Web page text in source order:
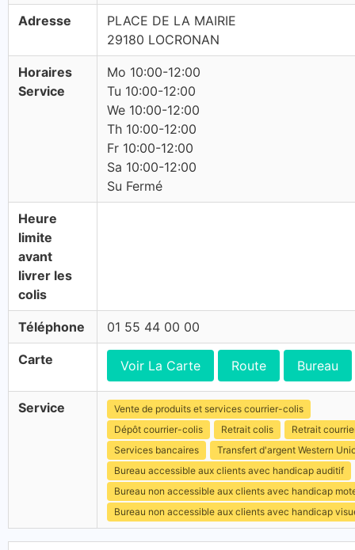
Adresse
PLACE DE LA MAIRIE
29180 LOCRONAN
Horaires
Service
Mo 10:00-12:00
Tu 10:00-12:00
We 10:00-12:00
Th 10:00-12:00
Fr 10:00-12:00
Sa 10:00-12:00
Su Fermé
Heure
limite
avant
livrer les
colis
Téléphone 01 55 44 00 00
Carte Voir La Carte Route Bureau
Service
Vente de produits et services courrier-colis
Dépôt courrier-colis
Retrait colis
Retrait
Services bancaires
Transfert d'argent Western
Bureau accessible aux clients avec handicap auditif
Bureau non accessible aux clients avec handicap
Bureau non accessible aux clients avec handicap